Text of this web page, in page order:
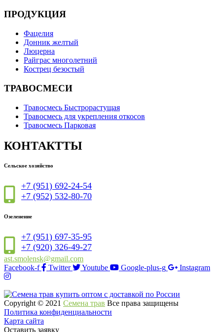
ПРОДУКЦИЯ
Фацелия
Донник желтый
Люцерна
Райграс многолетний
Кострец безостый
ТРАВОСМЕСИ
Травосмесь Быстрорастущая
Травосмесь для укрепления откосов
Травосмесь Парковая
КОНТАКТТЫ
Сельское хозяйство
+7 (951) 692-24-54
+7 (952) 532-80-70
Озеленение
+7 (951) 697-35-95
+7 (920) 326-49-27
ast.smolensk@gmail.com
Facebook-f
Twitter Youtube Google-plus-g Instagram
Copyright © 2021 Семена трав Все права защищены
Политика конфиденциальности
Карта сайта
Оставить заявку